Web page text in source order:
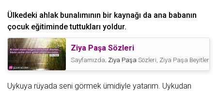
Ülkedeki ahlakbunalımının bir kaynağı da ana babanın
çocukeğitiminde tuttukları yoldur.
Ziya Paşa Sözleri
Sayfamızda; Ziya Paşa Sözleri, Ziya Paşa Beyitleri,
Uykuya rüyada seni görmek ümidiyle yatarım. Uykudan